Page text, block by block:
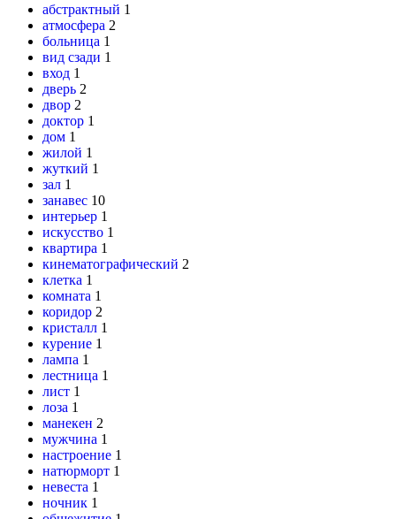
абстрактный 1
атмосфера 2
больница 1
вид сзади 1
вход 1
дверь 2
двор 2
доктор 1
дом 1
жилой 1
жуткий 1
зал 1
занавес 10
интерьер 1
искусство 1
квартира 1
кинематографический 2
клетка 1
комната 1
коридор 2
кристалл 1
курение 1
лампа 1
лестница 1
лист 1
лоза 1
манекен 2
мужчина 1
настроение 1
натюрморт 1
невеста 1
ночник 1